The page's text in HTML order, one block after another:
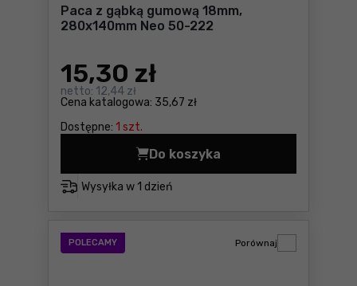
Paca z gąbką gumową 18mm,
280x140mm Neo 50-222
Cena katalogowa: 35,67 zł
15,30 zł
netto: 12,44 zł
Dostępne: 1 szt.
Wysyłka w 1 dzień
Do koszyka
Paca z gąbką gumową
POLECAMY Porównaj